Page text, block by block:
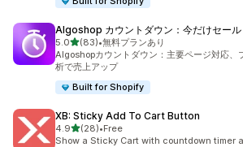
Algoshop カウントダウン：今だけセール
5.05つ星中
(83)
合計レビュー数：83件
•無料プランあり
Algoshopカウントダウン：主要ページ対応、
析で売上アップ
Built for Shopify
XB: Sticky Add To Cart Button
4.95つ星中
(28)
合計レビュー数：28件
•Free
Show a Sticky Cart with countdown timer